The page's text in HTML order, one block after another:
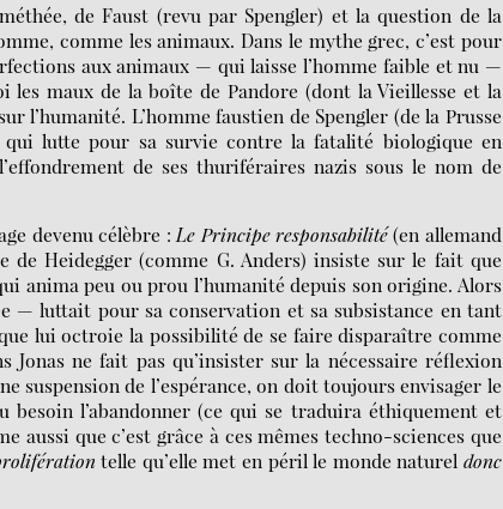
de Faust (revu par Spengler) et la question de la
comme les animaux. Dans le mythe grec, c’est pour
aux animaux — qui laisse l’homme faible et nu —
maux de la boîte de Pandore (dont la Vieillesse et la
l’humanité. L’homme faustien de Spengler (de la Prusse
qui lutte pour sa survie contre la fatalité biologique en
de ses thuriféraires nazis sous le nom de
devenu célèbre :Le Principe responsabilité(en allemand
de Heidegger (comme G. Anders) insiste sur le fait que
anima peu ou prou l’humanité depuis son origine. Alors
— luttait pour sa conservation et sa subsistance en tant
lui octroie la possibilité de se faire disparaître comme
ne fait pas qu’insister sur la nécessaire réflexion
suspension de l’espérance, on doit toujours envisager le
besoin l’abandonner (ce qui se traduira éthiquement et
que c’est grâce à ces mêmes techno-sciences que
telle qu’elle met en péril le monde naturel donc